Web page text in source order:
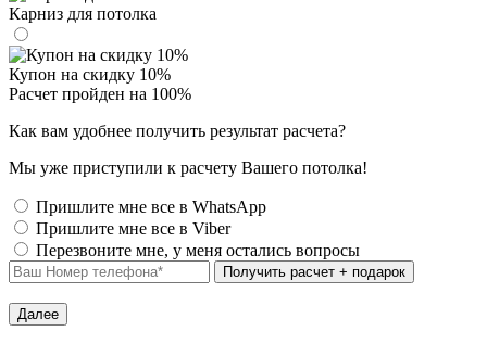
Карниз для потолка
Купон на скидку 10%
Расчет пройден на 100%
Как вам удобнее получить результат расчета?
Мы уже приступили к расчету Вашего потолка!
Пришлите мне все в WhatsApp
Пришлите мне все в Viber
Перезвоните мне, у меня остались вопросы
Далее